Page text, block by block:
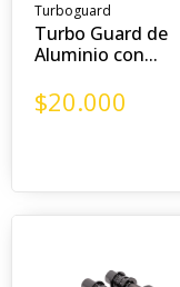
Turboguard
Turbo Guard de
Aluminio con...
$20.000